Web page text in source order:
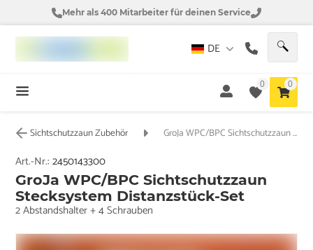
Mehr als 400 Mitarbeiter für deinen Service
DE
0 0
Sichtschutzzaun Zubehör GroJa WPC/BPC Sichtschutzzaun Stecksystem Distanzstück-Set
Art.-Nr.:2450143300
GroJa WPC/BPC Sichtschutzzaun
Stecksystem Distanzstück-Set
2 Abstandshalter + 4 Schrauben